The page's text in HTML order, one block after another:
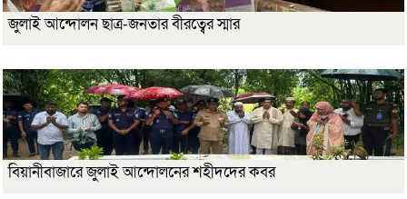
জুলাই আন্দোলন ছাত্র-জনতার বীরত্বের স্মার
বিয়ানীবাজারে জুলাই আন্দোলনের শহীদদের কবর